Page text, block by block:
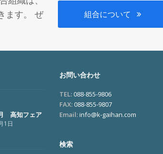
ます。 ぜ
組合について
高知フェア
1日
お問い合わせ
TEL:088-855-9806
FAX:088-855-9807
Email:info@k-gaihan.com
検索